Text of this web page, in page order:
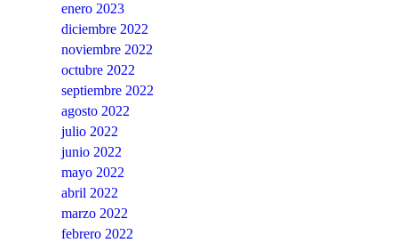
enero 2023
diciembre 2022
noviembre 2022
octubre 2022
septiembre 2022
agosto 2022
julio 2022
junio 2022
mayo 2022
abril 2022
marzo 2022
febrero 2022